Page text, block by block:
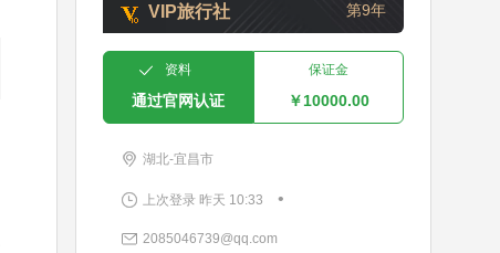
VIP旅行社 第9年
资料
通过官网认证
保证金
￥10000.00
湖北-宜昌市
上次登录 昨天 10:33 •
2085046739@qq.com